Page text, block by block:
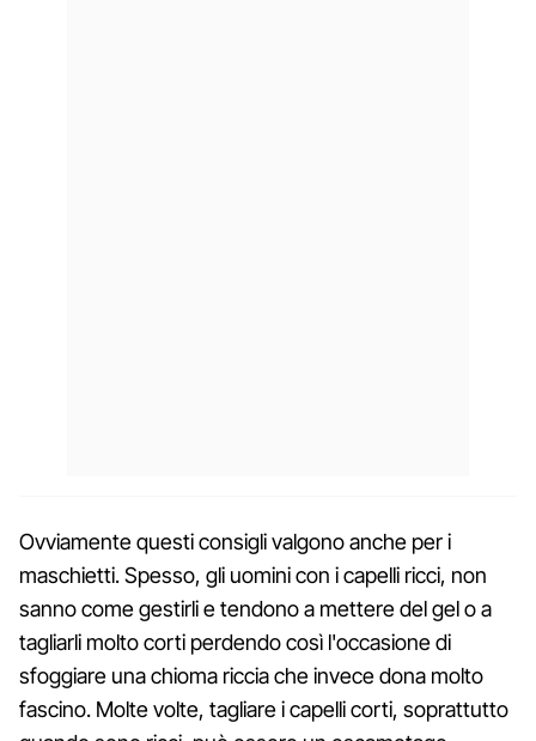
Ovviamente questi consigli valgono anche per i
maschietti. Spesso, gli uomini con i capelli ricci, non
sanno come gestirli e tendono a mettere del gel o a
tagliarli molto corti perdendo così l'occasione di
sfoggiare una chioma riccia che invece dona molto
fascino. Molte volte, tagliare i capelli corti, soprattutto